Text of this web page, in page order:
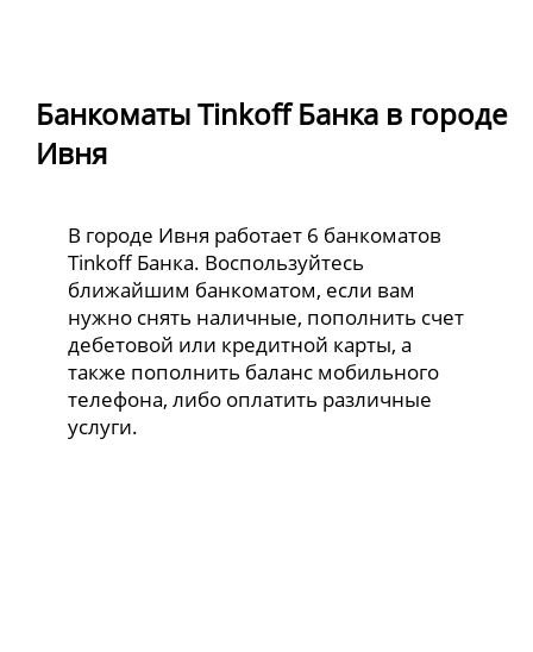
Банкоматы Tinkoff Банка в городе
Ивня
В городе Ивня работает 6 банкоматов
Tinkoff Банка. Воспользуйтесь
ближайшим банкоматом, если вам
нужно снять наличные, пополнить счет
дебетовой или кредитной карты, а
также пополнить баланс мобильного
телефона, либо оплатить различные
услуги.